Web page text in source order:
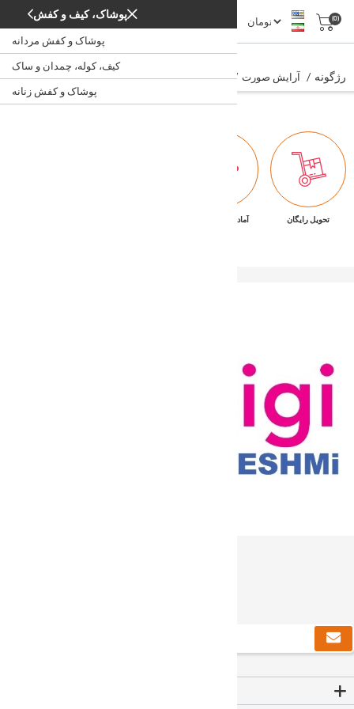
(0) پوشاک، کیف و کفش
پوشاک و کفش مردانه
کیف، کوله، چمدان و ساک
پوشاک و کفش زنانه
خانه / زیبایی و بهداشت / زیبایی و بهداشت پوست / آرایش صورت / رژگونه
آماده تحویل فوری تحویل رایگان